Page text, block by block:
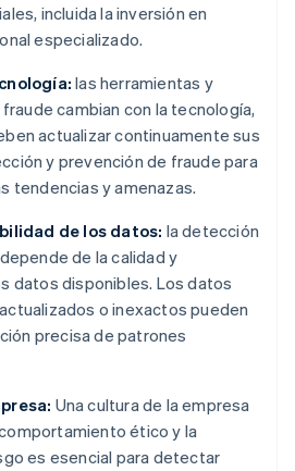
incluida la inversión en
especializado.
las herramientas y
cambian con la tecnología,
actualizar continuamente sus
y prevención de fraude para
tendencias y amenazas.
de los datos: la detección
de la calidad y
datos disponibles. Los datos
o inexactos pueden
precisa de patrones
Una cultura de la empresa
ético y la
es esencial para detectar